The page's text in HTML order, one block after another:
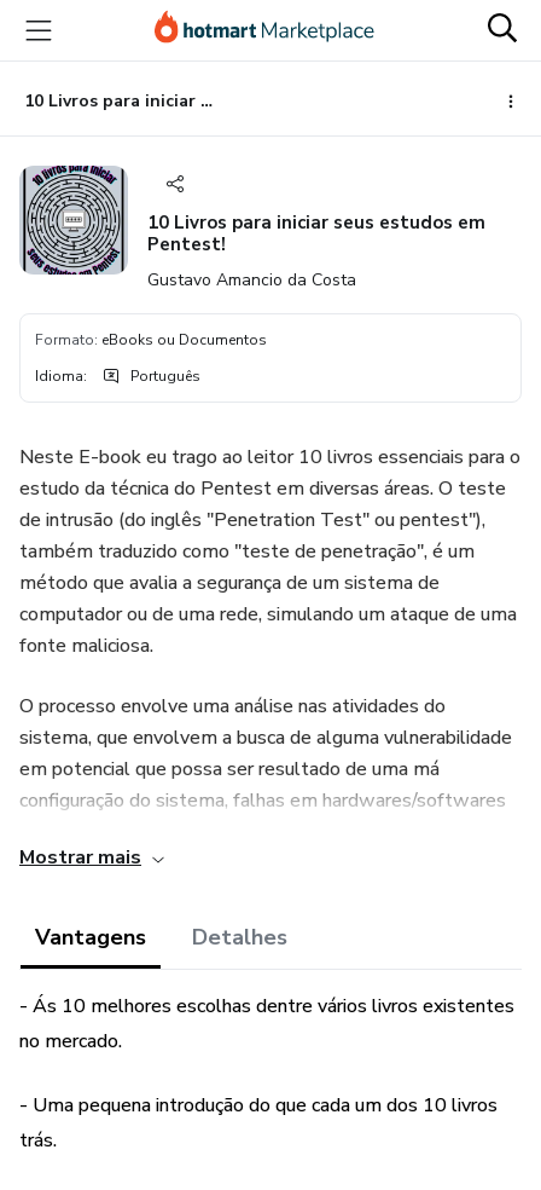
para
conteúdo
principal
para
pagamento
para
rodapé
10 Livros para iniciar seus estudos em Pentest!
10 Livros para iniciar seus estudos em
Pentest!
Gustavo Amancio da Costa
Formato: eBooks ou Documentos
Idioma: Português
Neste E-book eu trago ao leitor 10 livros essenciais para o
estudo da técnica do Pentest em diversas áreas. O teste
de intrusão (do inglês "Penetration Test" ou pentest"),
também traduzido como "teste de penetração", é um
método que avalia a segurança de um sistema de
computador ou de uma rede, simulando um ataque de uma
fonte maliciosa.
O processo envolve uma análise nas atividades do
sistema, que envolvem a busca de alguma vulnerabilidade
em potencial que possa ser resultado de uma má
configuração do sistema, falhas em hardwares/softwares
técnicas contramedidas.
Todas as análises submetidas pelos testes escolhidos
são apresentadas no sistema, junto com uma avaliação do
resolução ou de uma solução técnica.
Mostrar mais
Vantagens Detalhes
- Ás 10 melhores escolhas dentre vários livros existentes
no mercado.
- Uma pequena introdução do que cada um dos 10 livros
trás.